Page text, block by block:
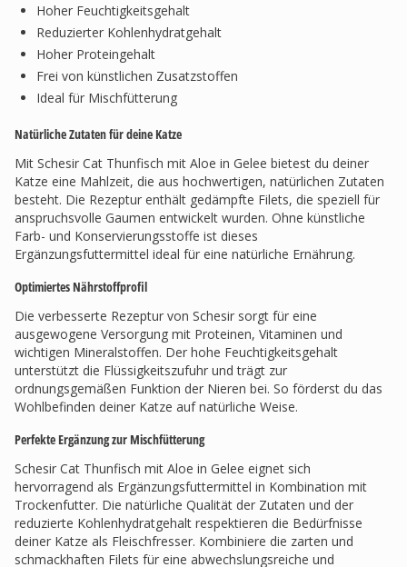
Hoher Feuchtigkeitsgehalt
Reduzierter Kohlenhydratgehalt
Hoher Proteingehalt
Frei von künstlichen Zusatzstoffen
Ideal für Mischfütterung
Natürliche Zutaten für deine Katze
Mit Schesir Cat Thunfisch mit Aloe in Gelee bietest du deiner
Katze eine Mahlzeit, die aus hochwertigen, natürlichen Zutaten
besteht. Die Rezeptur enthält gedämpfte Filets, die speziell für
anspruchsvolle Gaumen entwickelt wurden. Ohne künstliche
Farb- und Konservierungsstoffe ist dieses
Ergänzungsfuttermittel ideal für eine natürliche Ernährung.
Optimiertes Nährstoffprofil
Die verbesserte Rezeptur von Schesir sorgt für eine
ausgewogene Versorgung mit Proteinen, Vitaminen und
wichtigen Mineralstoffen. Der hohe Feuchtigkeitsgehalt
unterstützt die Flüssigkeitszufuhr und trägt zur
ordnungsgemäßen Funktion der Nieren bei. So förderst du das
Wohlbefinden deiner Katze auf natürliche Weise.
Perfekte Ergänzung zur Mischfütterung
Schesir Cat Thunfisch mit Aloe in Gelee eignet sich
hervorragend als Ergänzungsfuttermittel in Kombination mit
Trockenfutter. Die natürliche Qualität der Zutaten und der
reduzierte Kohlenhydratgehalt respektieren die Bedürfnisse
deiner Katze als Fleischfresser. Kombiniere die zarten und
schmackhaften Filets für eine abwechslungsreiche und